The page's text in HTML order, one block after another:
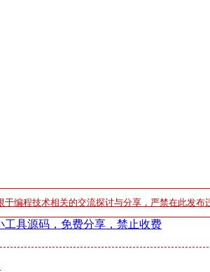
于编程技术相关的交流探讨与分享，严禁在此发
工具源码，免费分享，禁止收费